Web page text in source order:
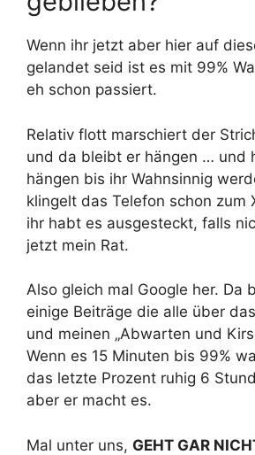
Wenn ihr jetzt aber hier auf
gelandet seid ist es mit 99%
eh schon passiert.
Relativ flott marschiert der
und da bleibt er hängen … und
hängen bis ihr Wahnsinnig
klingelt das Telefon schon zum
ihr habt es ausgesteckt, falls
jetzt mein Rat.
Also gleich mal Google her. Da
einige Beiträge die alle über
und meinen „Abwarten und
Wenn es 15 Minuten bis 99%
das letzte Prozent ruhig 6
aber er macht es.
Mal unter uns, GEHT GAR